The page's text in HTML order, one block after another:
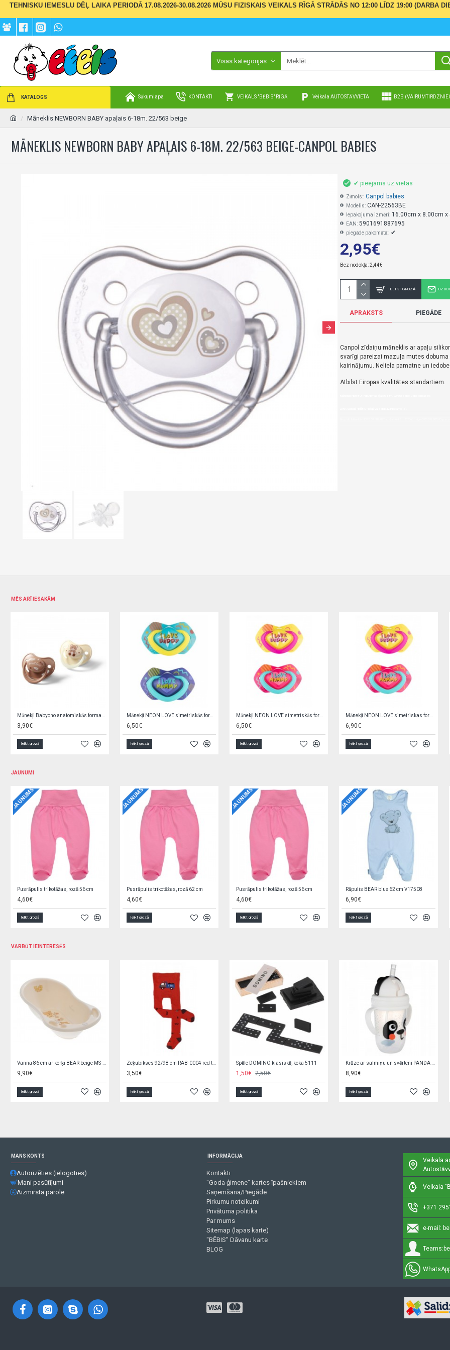
TEHNISKU IEMESLU DĒĻ LAIKA PERIODĀ 17.08.2026-30.08.2026 MŪSU FIZISKAIS VEIKALS RĪGĀ STRĀDĀS NO 12:00 LĪDZ 19:00 (DARBA
Visas kategorijas
KATALOGS Sākumlapa KONTAKTI VEIKALS "BĒBIS" RĪGĀ Veikala AUTOSTĀVVIETA B2B
Māneklis NEWBORN BABY apaļais 6-18m. 22/563 beige
MĀNEKLIS NEWBORN BABY APAĻAIS 6-18M. 22/563 BEIGE-CANPOL BABIES
2,95€
Bez nodokļa: 2,44€
✔ pieejams uz vietas
Zīmols:: Canpol babies
Modelis: CAN-22563BE
Iepakojuma izmēri: 16.00cm x 8.00cm x
EAN: 5901691887695
piegāde pakomātā:: ✔
IELIKT GROZĀ
APRAKSTS PIEGĀDE
Canpol zīdaiņu māneklis ar apaļu
svarīgi pareizai mazuļa mutes
kairinājumu. Neliela pamatne un
Atbilst Eiropas kvalitātes standartiem.
Nopirkt Māneklis NEWBORN BABY apaļais 6-18m. 22/563 beige-5901691887695-
MĒS ARĪ IESAKĀM
Mānekļi simetriskie DENTAL AIR 0-6m 23/228 (2 gab.)
7,90€
Ielikt grozā
7,49€
Ielikt grozā
2,95€
Ielikt grozā
4,70€
Ielikt grozā
JAUNUMI
JAUNUMS
5,90€
Ielikt grozā
JAUNUMS
5,90€
Ielikt grozā
JAUNUMS
Zīdaiņu cimdiņi-dūraiņi STARS
1,90€
Ielikt grozā
JAUNUMS
Zīdaiņu cimdiņi-dūraiņi COLOR DINO
1,90€
Ielikt grozā
VARBŪT IEINTERESĒS
Saliekamais matracis 120x60 cm GREY STARS (299)
29,90€
Ielikt grozā
Dūraiņi 1P FUR RED-0001 BOY
2,49€
Ielikt grozā
Spēle MINI-BASKETBOLS Q8925
4,20€
Ielikt grozā
Mīksta rotaļlieta LĀCĪTIS 25 cm 9385
7,25€
Ielikt grozā
MANS KONTS
Autorizēties (ielogoties)
Mani pasūtījumi
Aizmirsta parole
INFORMĀCIJA
Kontakti
"Goda ģimene" kartes īpašniekiem
Saņemšana/Piegāde
Pirkumu noteikumi
Privātuma politika
Par mums
Sitemap (lapas karte)
"BĒBIS" Dāvanu karte
BLOG
Veikala
Veikala
+371
e-mail:
Teams: